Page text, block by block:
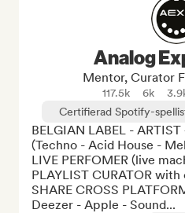
Analog
Mentor, Curator
117.5k 6k
Certifierad Spotify-
BELGIAN LABEL -
(Techno - Acid House -
LIVE PERFOMER (live
PLAYLIST CURATOR
SHARE CROSS
Deezer - Apple - Sound...